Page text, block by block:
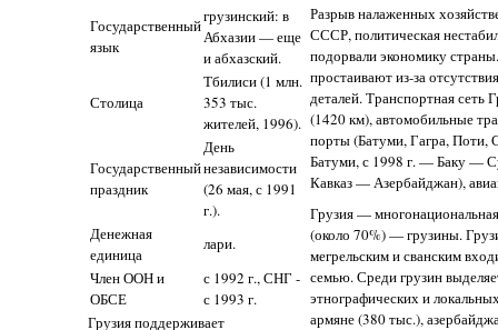
Государственный
язык
грузинский: в
Абхазии — еще
и абхазский.
Столица
Тбилиси (1 млн.
353 тыс.
жителей, 1996).
Государственный
праздник
День
независимости
(26 мая, с 1991
г.).
Денежная
единица
лари.
Член ООН и
ОБСЕ
с 1992 г., СНГ -
с 1993 г.
Грузия поддерживает
Разрыв налаженных
СССР, политическая
подорвали экономику
простаивают из-за
деталей. Транспортная
(1420 км), автомобильные
порты (Батуми, Гагра,
Батуми, с 1998 г. — Баку —
Кавказ — Азербайджан),
Грузия —
(около 70%) — грузины.
мегрельским и сванским
семью. Среди грузин
этнографических и
армяне (380 тыс.),